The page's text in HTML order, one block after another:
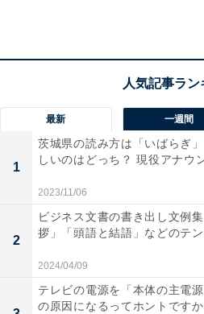
XC40価格表。AWD＝全輪駆動（4輪駆動
XC40には、2つのパワートレ
れた。エンジンは2つとも2リ
エンジンなのだが、出力が異な
と環境性能のバランスを重視、「
フルな設定。価格は税込みで「
円から、「T5」 搭載モデルは
最新 一週間
1
茨城県の読み方は「いばらぎ
しいのはどっち？ 現役アナウ
2023/11/06
2
ビジネス文書の書き出し文例
拶」「頭語と結語」などのテ
2024/04/09
テレビの電源を「本体の主電
の原因になるってホントですか